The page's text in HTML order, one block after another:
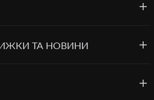
ТА НОВИНИ